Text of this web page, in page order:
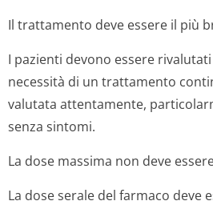
Il trattamento deve essere il più
I pazienti devono essere
necessità di un trattamento
valutata attentamente,
senza sintomi.
La dose massima non deve
La dose serale del farmaco deve